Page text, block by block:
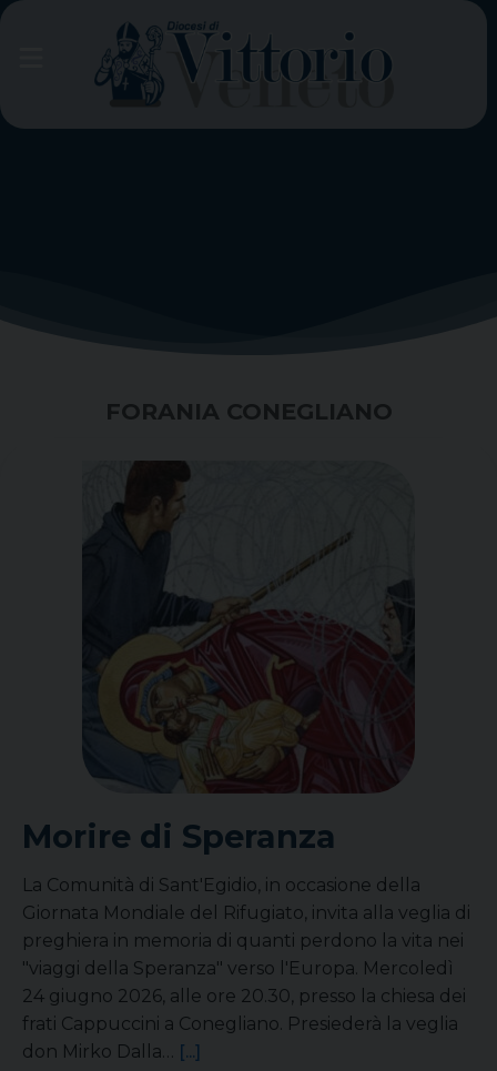
Skip
FORANIA CONEGLIANO
Morire di Speranza
La Comunità di Sant'Egidio, in occasione della
Giornata Mondiale del Rifugiato, invita alla veglia di
preghiera in memoria di quanti perdono la vita nei
"viaggi della Speranza" verso l'Europa. Mercoledì
24 giugno 2026, alle ore 20.30, presso la chiesa dei
frati Cappuccini a Conegliano. Presiederà la veglia
don Mirko Dalla… [...]